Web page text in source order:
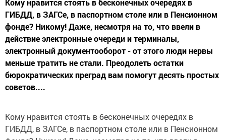
Кому нравится стоять в бесконечных очередях в
ГИБДД, в ЗАГСе, в паспортном столе или в Пенсионном
фонде? Никому! Даже, несмотря на то, что ввели в
действие электронные очереди и терминалы,
электронный документооборот - от этого люди нервы
меньше тратить не стали. Преодолеть остатки
бюрократических преград вам помогут десять простых
советов....
Кому нравится стоять в бесконечных очередях в
ГИБДД, в ЗАГСе, в паспортном столе или в Пенсионном